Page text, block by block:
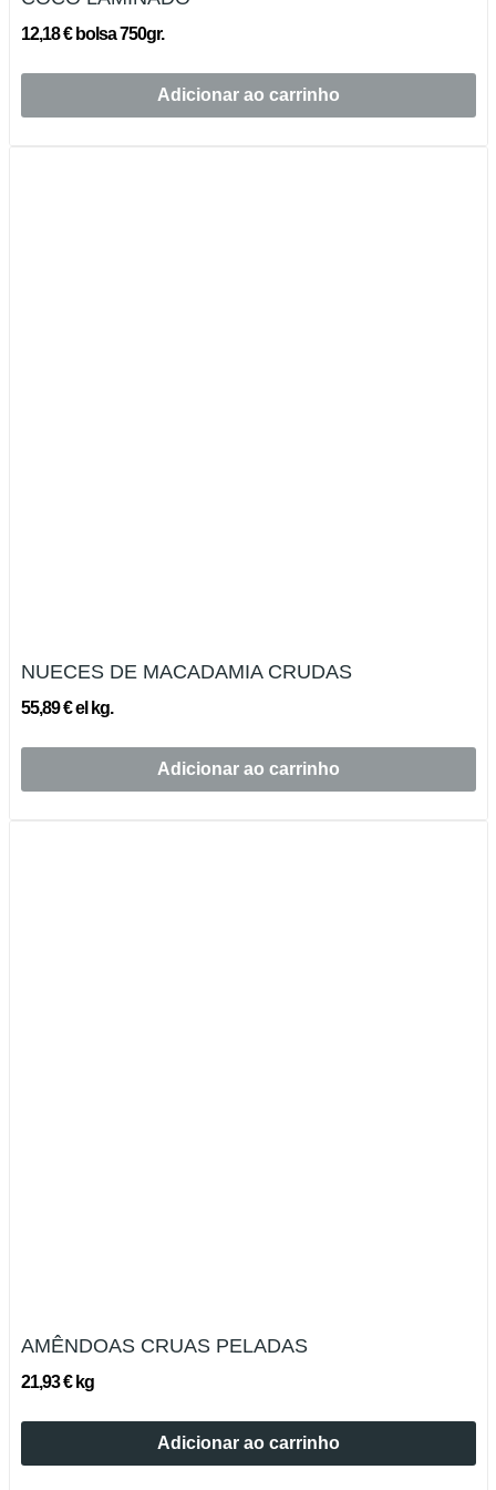
12,18 € bolsa 750gr.
Adicionar ao carrinho
NUECES DE MACADAMIA CRUDAS
55,89 € el kg.
Adicionar ao carrinho
AMÊNDOAS CRUAS PELADAS
21,93 € kg
Adicionar ao carrinho